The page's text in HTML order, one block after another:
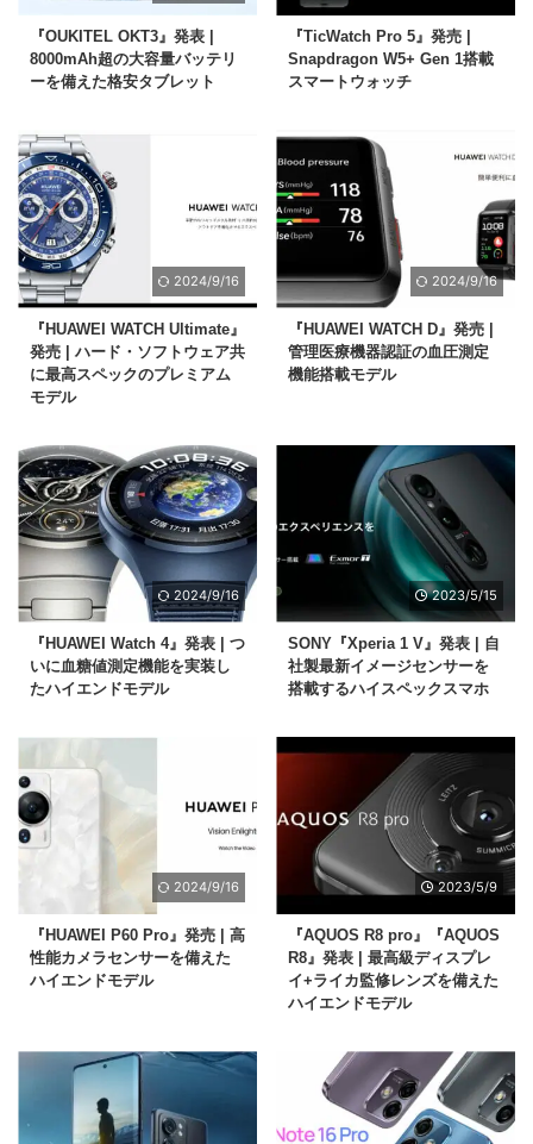
『OUKITEL OKT3』発表 |
8000mAh超の大容量バッテリ
ーを備えた格安タブレット
『TicWatch Pro 5』発売 |
Snapdragon W5+ Gen 1搭載
スマートウォッチ
2024/9/16
『HUAWEI WATCH Ultimate』
発売 | ハード・ソフトウェア共
に最高スペックのプレミアム
モデル
2024/9/16
『HUAWEI WATCH D』発売 |
管理医療機器認証の血圧測定
機能搭載モデル
2024/9/16
『HUAWEI Watch 4』発表 | つ
いに血糖値測定機能を実装し
たハイエンドモデル
2023/5/15
SONY『Xperia 1 V』発表 | 自
社製最新イメージセンサーを
搭載するハイスペックスマホ
2024/9/16
『HUAWEI P60 Pro』発売 | 高
性能カメラセンサーを備えた
ハイエンドモデル
2023/5/9
『AQUOS R8 pro』『AQUOS
R8』発表 | 最高級ディスプレ
イ+ライカ監修レンズを備えた
ハイエンドモデル